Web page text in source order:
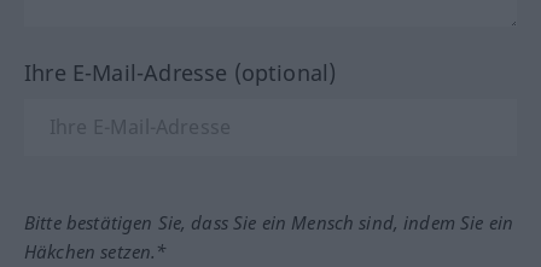
Ihre E-Mail-Adresse (optional)
Bitte bestätigen Sie, dass Sie ein Mensch sind, indem Sie ein
Häkchen setzen.*